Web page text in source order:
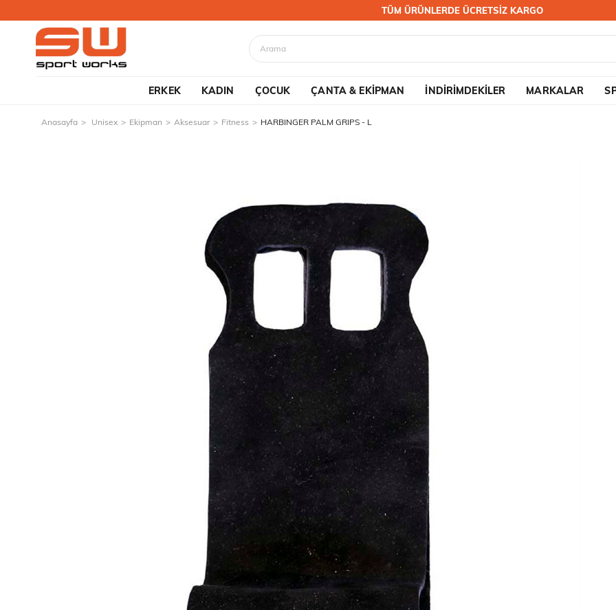
TÜM ÜRÜNLERDE ÜCRETSİZ KARGO
ERKEK KADIN ÇOCUK ÇANTA & EKİPMAN İNDİRİMDEKİLER MARKALAR
Anasayfa Unisex Ekipman Aksesuar Fitness HARBINGER PALM GRIPS - L